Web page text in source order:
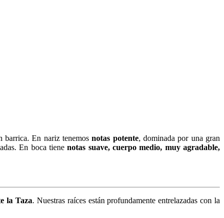
barrica. En nariz tenemosnotas potente, dominada por una gran
En boca tienenotas suave, cuerpo medio, muy agradable,
la Taza. Nuestras raíces están profundamente entrelazadas con la